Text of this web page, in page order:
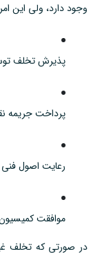
وجود دارد، ولی این
پذیرش تخلف
پرداخت جریمه
رعایت اصول فنی
موافقت کمیسیون ماده
در صورتی‌ که تخلف